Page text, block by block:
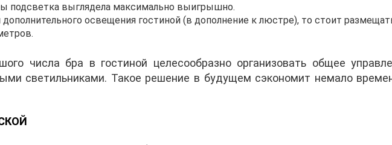
подсветка выглядела максимально выигрышно.
освещения гостиной (в дополнение к люстре), то стоит
числа бра в гостиной целесообразно организовать общее
светильниками. Такое решение в будущем сэкономит немало